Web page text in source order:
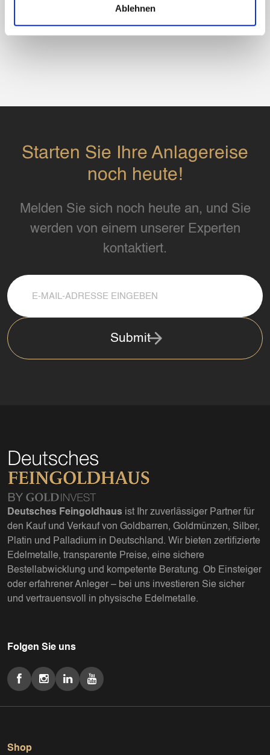
Ablehnen
Starten Sie Ihre Anlagereise
noch heute!
Melden Sie sich noch heute an, und Sie
werden von einem unserer Experten
kontaktiert.
Submit
Deutsches Feingoldhaus ist Ihr zuverlässiger Partner für
den Kauf und Verkauf von Goldbarren, Goldmünzen, Silber,
Platin und Palladium in Deutschland. Wir bieten zertifizierte
Edelmetalle, transparente Preise, eine sichere
Bestellabwicklung und kompetente Beratung. Ob Einsteiger
oder erfahrener Anleger – bei uns investieren Sie sicher
und vertrauensvoll in physische Edelmetalle.
Folgen Sie uns
Shop